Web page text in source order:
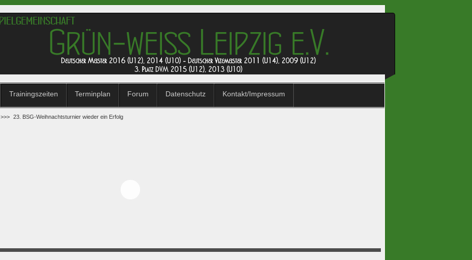
Trainingszeiten Terminplan Forum Datenschutz Kontakt/Impressum
>>> 23. BSG-Weihnachtsturnier wieder ein Erfolg